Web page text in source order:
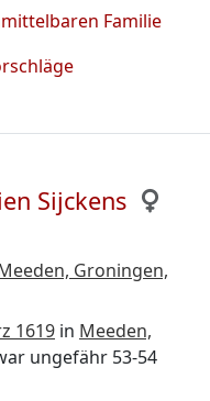
Familie
Sijckens
Groningen,
1619 in Meeden,
ungefähr 53-54